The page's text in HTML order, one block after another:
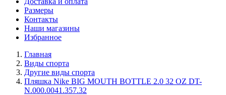
Размеры
Контакты
Наши магазины
Избранное
Главная
Виды спорта
Другие виды спорта
Пляшка Nike BIG MOUTH BOTTLE 2.0 32 OZ DT-
N.000.0041.357.32